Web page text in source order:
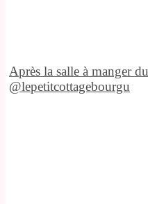
Après la salle à manger du
@lepetitcottagebourgu